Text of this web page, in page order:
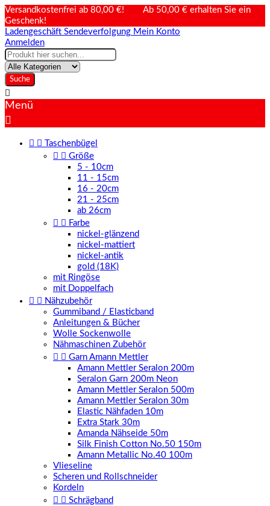
Versandkostenfrei ab 80,00 €! Ab 50,00 € erhalten Sie ein
Geschenk!
Ladengeschäft Sendeverfolgung Mein Konto
Anmelden
Suche

Menü

 
Taschenbügel
  Größe
5 - 10cm
11 - 15cm
16 - 20cm
21 - 25cm
ab 26cm
  Farbe
nickel-glänzend
nickel-mattiert
nickel-antik
gold (18K)
mit Ringöse
mit Doppelfach
  Nähzubehör
Gummiband / Elasticband
Anleitungen & Bücher
Wolle Sockenwolle
Nähmaschinen Zubehör
  Garn Amann Mettler
Amann Mettler Seralon 200m
Seralon Garn 200m Neon
Amann Mettler Seralon 500m
Amann Mettler Seralon 30m
Elastic Nähfaden 10m
Extra Stark 30m
Amanda Nähseide 50m
Silk Finish Cotton No.50 150m
Amann Metallic No.40 100m
Vlieseline
Scheren und Rollschneider
Kordeln
  Schrägband